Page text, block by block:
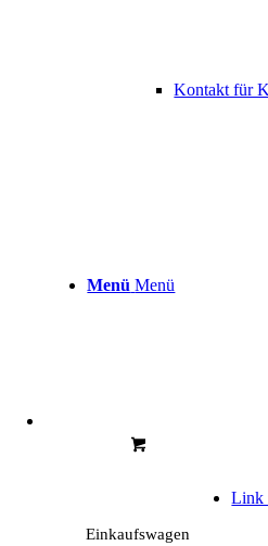
Kontakt für
Menü Menü
Einkaufswagen
Link